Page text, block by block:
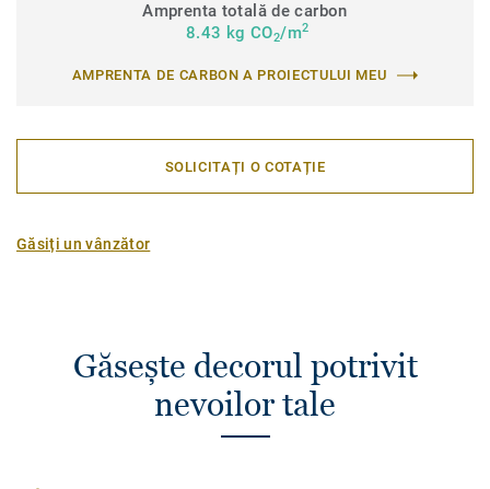
Amprenta totală de carbon
8.43 kg CO2/m2
AMPRENTA DE CARBON A PROIECTULUI MEU
SOLICITAȚI O COTAȚIE
Găsiți un vânzător
Găsește decorul potrivit
nevoilor tale